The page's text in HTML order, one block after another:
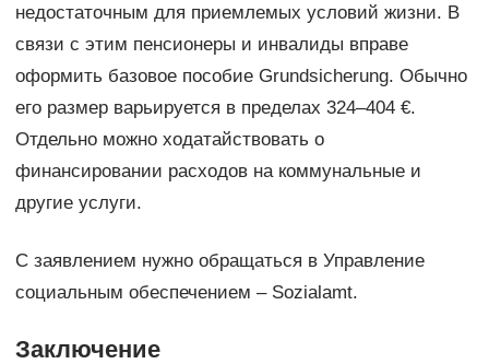
недостаточным для приемлемых условий жизни. В
связи с этим пенсионеры и инвалиды вправе
оформить базовое пособие Grundsicherung. Обычно
его размер варьируется в пределах 324–404 €.
Отдельно можно ходатайствовать о
финансировании расходов на коммунальные и
другие услуги.
С заявлением нужно обращаться в Управление
социальным обеспечением – Sozialamt.
Заключение